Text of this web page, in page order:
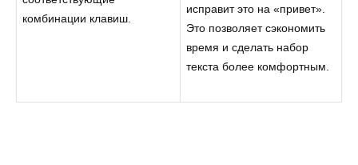
комбинации клавиш.
исправит это на «привет».
Это позволяет сэкономить
время и сделать набор
текста более комфортным.